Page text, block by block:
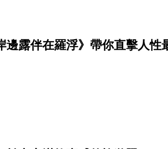
露伴在羅浮》帶你直擊人性